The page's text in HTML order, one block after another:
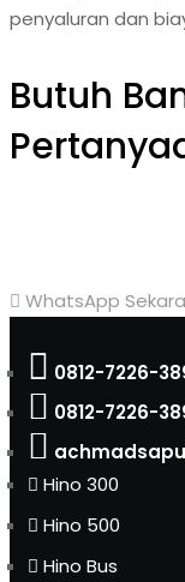
penyaluran dan
Butuh
WhatsApp
0812-7226-
0812-7226-
Hino 300
Hino 500
Hino Bus